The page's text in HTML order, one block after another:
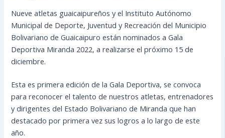
Nueve atletas guaicaipureños y el Instituto Autónomo
Municipal de Deporte, Juventud y Recreación del Municipio
Bolivariano de Guaicaipuro están nominados a Gala
Deportiva Miranda 2022, a realizarse el próximo 15 de
diciembre.
Esta es primera edición de la Gala Deportiva, se convoca
para reconocer el talento de nuestros atletas, entrenadores
y dirigentes del Estado Bolivariano de Miranda que han
destacado por primera vez sus logros a lo largo de este
año.